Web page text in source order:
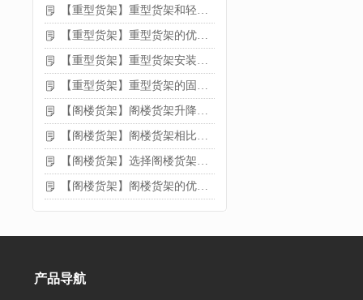
【重型货架】重型货架和轻型货架的区别是什么
【重型货架】重型货架的优缺点
【重型货架】重型货架安装需要注意什么？
【重型货架】重型货架的固定方法
【阁楼货架】阁楼货架升降机需要注意哪些
【阁楼货架】阁楼货架相比传统货架的优势是什么
【阁楼货架】选择阁楼货架的好处？
【阁楼货架】阁楼货架的优点是什么
产品导航